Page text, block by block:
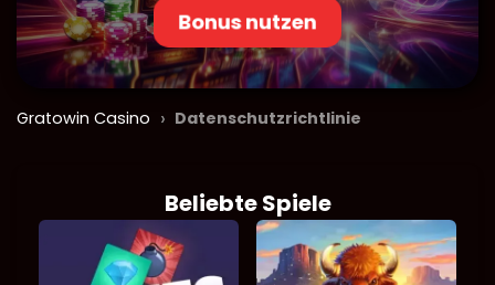
Bonus nutzen
Gratowin Casino › Datenschutzrichtlinie
Beliebte Spiele